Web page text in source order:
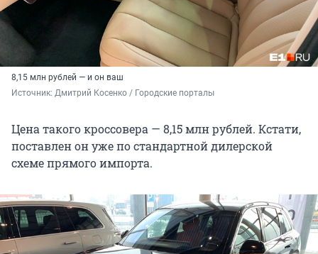
8,15 млн рублей — и он ваш
Источник: Дмитрий Косенко / Городские порталы
Цена такого кроссовера — 8,15 млн рублей. Кстати,
поставлен он уже по стандартной дилерской
схеме прямого импорта.